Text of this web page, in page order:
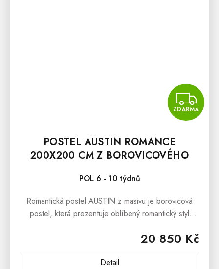
ZDARMA
POSTEL AUSTIN ROMANCE
200X200 CM Z BOROVICOVÉHO
POL 6 - 10 týdnů
20 850 Kč
Detail
Romantická postel AUSTIN z masivu je borovicová
postel, která prezentuje oblíbený romantický styl
ozdobné frézování na rámu...